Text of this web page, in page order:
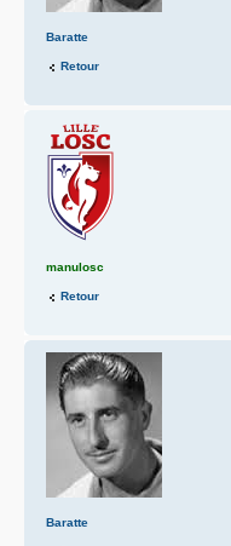
Baratte
Retour
manulosc
Retour
Baratte